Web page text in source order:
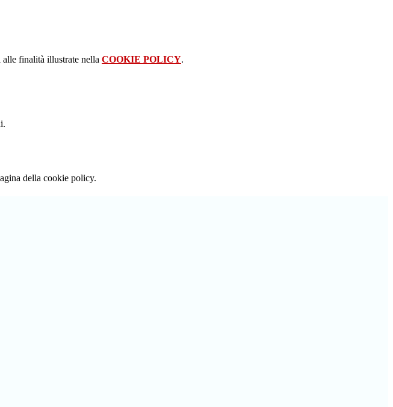
finalità illustrate nella COOKIE POLICY.
della cookie policy.